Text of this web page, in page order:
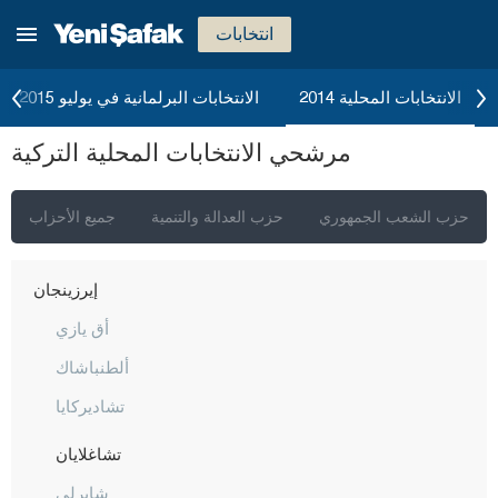
انتخابات
الانتخابات البرلمانية في يوليو 2015 الانتخابات المحلية 2014
مرشحي الانتخابات المحلية التركية
جميع الأحزاب حزب العدالة والتنمية حزب الشعب الجمهوري
جوروم
دينيزلي
دياربكر
دوزجا
إلازغ
إيرزينجان
أق يازي
ألطنباشاك
تشاديركايا
تشاغلايان
شايرلي